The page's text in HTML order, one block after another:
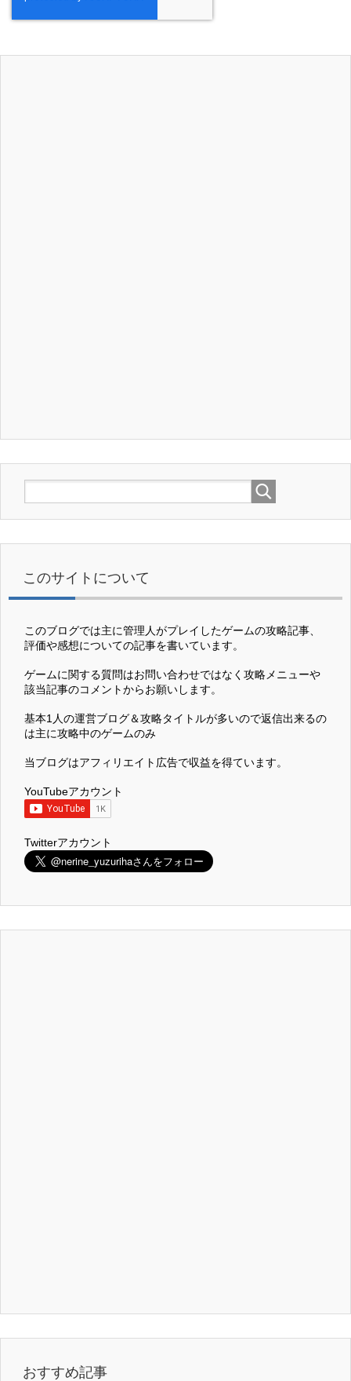
このサイトについて
このブログでは主に管理人がプレイしたゲームの攻略記事、
評価や感想についての記事を書いています。
ゲームに関する質問はお問い合わせではなく攻略メニューや
該当記事のコメントからお願いします。
基本1人の運営ブログ＆攻略タイトルが多いので返信出来るの
は主に攻略中のゲームのみ
当ブログはアフィリエイト広告で収益を得ています。
YouTubeアカウント
Twitterアカウント
おすすめ記事